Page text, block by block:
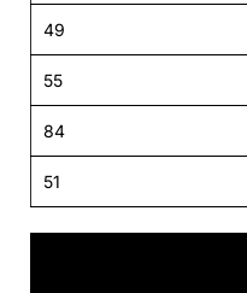
49
55
84
51